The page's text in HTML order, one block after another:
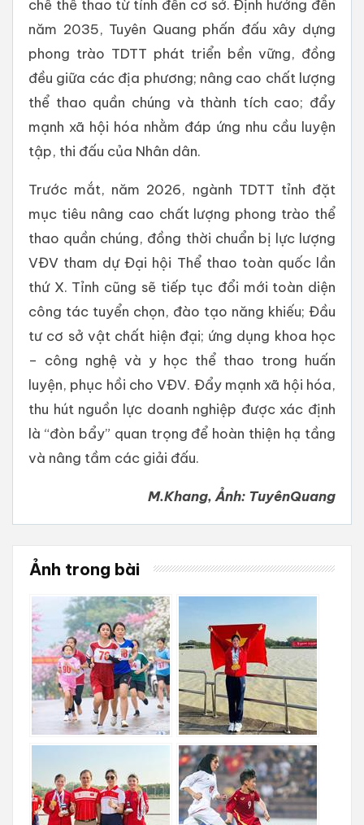
chế thể thao từ tỉnh đến cơ sở. Định hướng đến
năm 2035, Tuyên Quang phấn đấu xây dựng
phong trào TDTT phát triển bền vững, đồng
đều giữa các địa phương; nâng cao chất lượng
thể thao quần chúng và thành tích cao; đẩy
mạnh xã hội hóa nhằm đáp ứng nhu cầu luyện
tập, thi đấu của Nhân dân.
Trước mắt, năm 2026, ngành TDTT tỉnh đặt
mục tiêu nâng cao chất lượng phong trào thể
thao quần chúng, đồng thời chuẩn bị lực lượng
VĐV tham dự Đại hội Thể thao toàn quốc lần
thứ X. Tỉnh cũng sẽ tiếp tục đổi mới toàn diện
công tác tuyển chọn, đào tạo năng khiếu; Đầu
tư cơ sở vật chất hiện đại; ứng dụng khoa học
– công nghệ và y học thể thao trong huấn
luyện, phục hồi cho VĐV. Đẩy mạnh xã hội hóa,
thu hút nguồn lực doanh nghiệp được xác định
là “đòn bẩy” quan trọng để hoàn thiện hạ tầng
và nâng tầm các giải đấu.
M.Khang, Ảnh: TuyênQuang
Ảnh trong bài